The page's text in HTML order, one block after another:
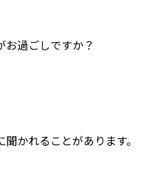
過ごしですか？
かれることがあります。